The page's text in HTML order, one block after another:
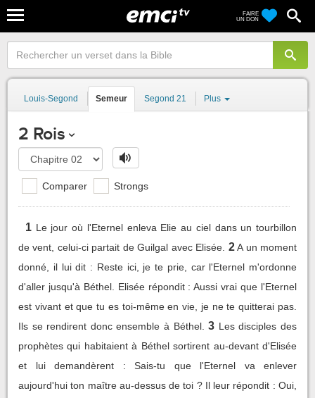
FAIRE
UN DON
Louis-Segond Semeur Segond 21 Plus
2 Rois
Comparer Strongs
1 Le jour où l'Eternel enleva Elie au ciel dans un tourbillon
de vent, celui-ci partait de Guilgal avec Elisée. 2 A un moment
donné, il lui dit : Reste ici, je te prie, car l'Eternel m'ordonne
d'aller jusqu'à Béthel. Elisée répondit : Aussi vrai que l'Eternel
est vivant et que tu es toi-même en vie, je ne te quitterai pas.
Ils se rendirent donc ensemble à Béthel. 3 Les disciples des
prophètes qui habitaient à Béthel sortirent au-devant d'Elisée
et lui demandèrent : Sais-tu que l'Eternel va enlever
aujourd'hui ton maître au-dessus de toi ? Il leur répondit : Oui,